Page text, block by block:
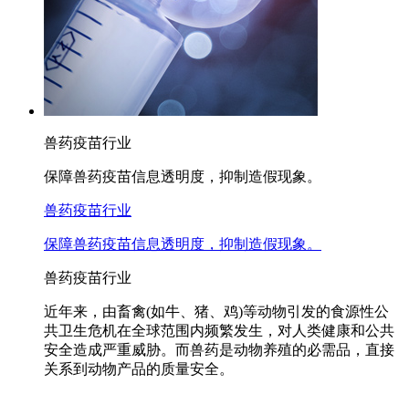
兽药疫苗行业
保障兽药疫苗信息透明度，抑制造假现象。
兽药疫苗行业
保障兽药疫苗信息透明度，抑制造假现象。
兽药疫苗行业
近年来，由畜禽(如牛、猪、鸡)等动物引发的食源性公
共卫生危机在全球范围内频繁发生，对人类健康和公共
安全造成严重威胁。而兽药是动物养殖的必需品，直接
关系到动物产品的质量安全。